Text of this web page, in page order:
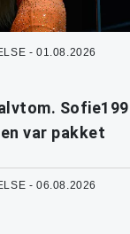
- 01.08.2026
var pakket
- 06.08.2026